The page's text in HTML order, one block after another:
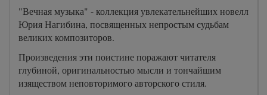
"Вечная музыка" - коллекция увлекательнейших новелл
Юрия Нагибина, посвященных непростым судьбам
великих композиторов.
Произведения эти поистине поражают читателя
глубиной, оригинальностью мысли и тончайшим
изяществом неповторимого авторского стиля.